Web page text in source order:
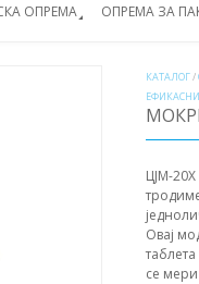
ОПРЕМА ОПРЕМА ЗА
КАТАЛОГ/
ЦЈМ-
Овај
се